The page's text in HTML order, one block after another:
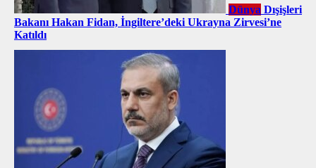
Dünya Dışişleri
Bakanı Hakan Fidan, İngiltere’deki Ukrayna Zirvesi’ne
Katıldı